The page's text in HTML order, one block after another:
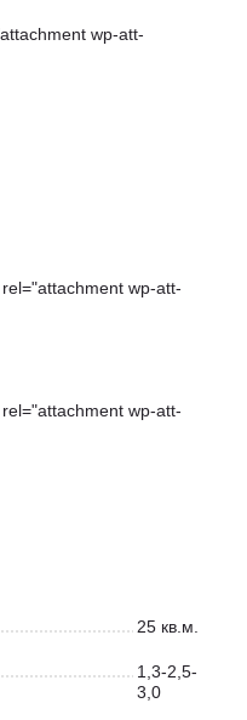
wp-att-
wp-att-
wp-att-
25 кв.м.
1,3-2,5-
3,0